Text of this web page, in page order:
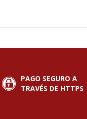
PAGO SEGURO A
TRAVÉS DE HTTPS